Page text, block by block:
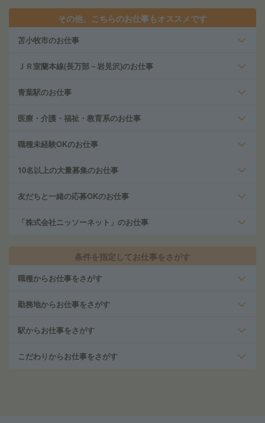
その他、こちらのお仕事もオススメです
苫小牧市のお仕事
ＪＲ室蘭本線(長万部－岩見沢)のお仕事
青葉駅のお仕事
医療・介護・福祉・教育系のお仕事
職種未経験OKのお仕事
10名以上の大量募集のお仕事
友だちと一緒の応募OKのお仕事
「株式会社ニッソーネット」のお仕事
条件を指定してお仕事をさがす
職種からお仕事をさがす
勤務地からお仕事をさがす
駅からお仕事をさがす
こだわりからお仕事をさがす